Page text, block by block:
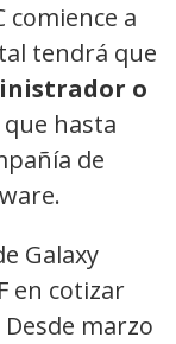
comience a
tendrá que
o
que hasta
de
Galaxy
en cotizar
marzo